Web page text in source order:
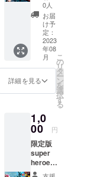
の成長に励んで
いきます。 ※詳
細はまだ決まっ
ていませんが、
スポンサーボー
ドは今後より、
多くの方々の目
形でsnsなどに
写真で掲載しま
が、下記の事項
をメールにてお
知らせいただけ
ますでしょう
は備考欄にて以
ト (全
19+シー
クレッ
ト1種)
ガチャ
チケッ
ト 1回
ガチャ
チケッ
ト （全
19種＋
レッ
ト）
「Might
y Fizz」
今回限
定のデ
ジタル
0人
お届
け予
定：
2023
年08
月
詳細を見る
こ
の
リ
タ
ー
ン
を
選
択
す
る
1,0
00 円
限定版
super
heroes
デジタ